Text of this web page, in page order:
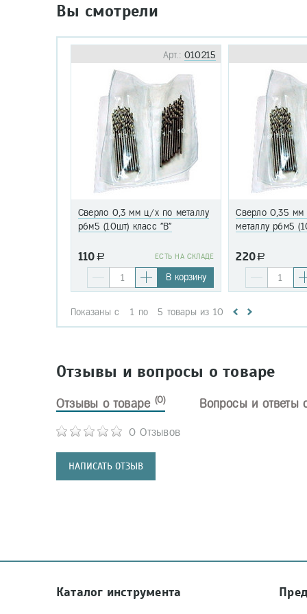
Вы смотрели
Арт.:010215
Сверло 0,3 мм ц/х по металлу
р6м5 (10шт) класс "В"
110 a EСТЬ НА СКЛАДЕ
В корзину
Сверло 0,35
металлу р6м5
220a
Показаны с 1 по 5 товары из 10
Отзывы и вопросы о товаре
Отзывы о товаре (0)
0 Отзывов
НАПИСАТЬ ОТЗЫВ
Вопросы и ответы
Каталог инструмента